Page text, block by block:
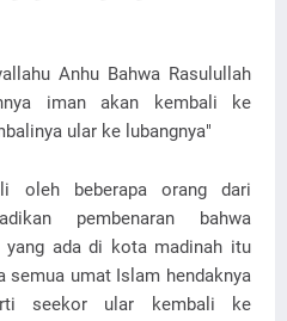
Anhu Bahwa Rasulullah
ular ke lubangnya"
oleh beberapa orang dari
pembenaran bahwa
yang ada di kota madinah itu
semua umat Islam hendaknya
seekor ular kembali ke